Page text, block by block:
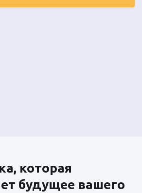
которая
будущее вашего